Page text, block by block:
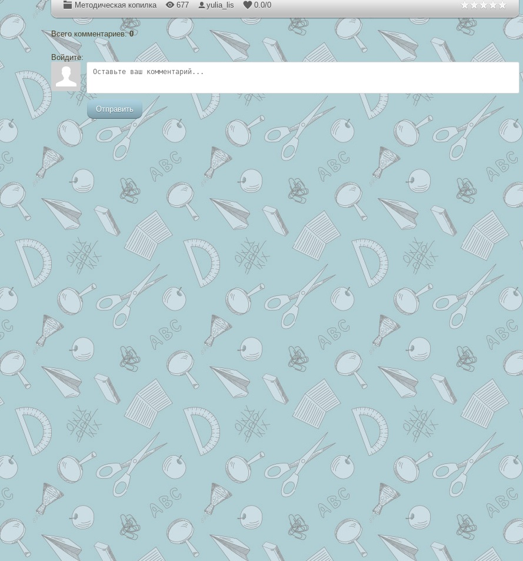
Методическая копилка 677 yulia_lis 0.0/0
Всего комментариев:0
Войдите:
Отправить